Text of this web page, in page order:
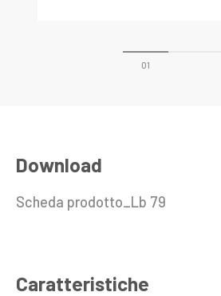
Download
Scheda prodotto_Lb 79
Caratteristiche